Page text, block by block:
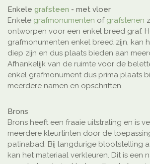
Enkele grafsteen - met vloer
Enkele grafmonumenten of grafstenen
ontworpen voor een enkel breed graf.
grafmonumenten enkel breed zijn, kan
diep zijn en dus plaats bieden aan
Afhankelijk van de ruimte voor de
enkel grafmonument dus prima plaats
meerdere namen en opschriften.
Brons
Brons heeft een fraaie uitstraling en is
meerdere kleurtinten door de
patinabad. Bij langdurige blootstelling
kan het materiaal verkleuren. Dit is een